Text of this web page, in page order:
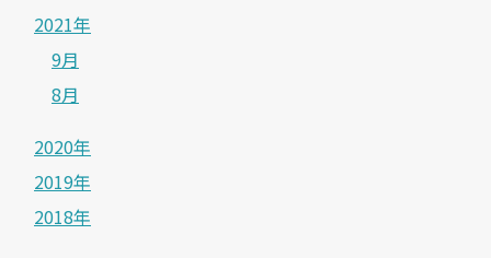
2021年
9月
8月
2020年
2019年
2018年